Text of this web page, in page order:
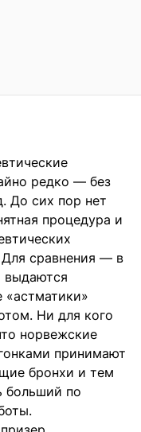
редко — без
До сих пор нет
процедура и
сравнения — в
выдаются
Ни для кого
норвежские
принимают
бронхи и тем
больший по